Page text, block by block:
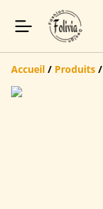
Accueil / Produits /